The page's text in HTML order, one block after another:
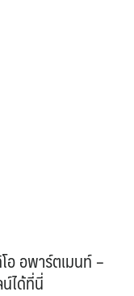
อ อพาร์ตเมนท์ –
ได้ที่นี่